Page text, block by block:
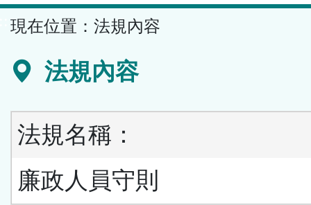
容
區
現在位置： 法規內容
法規內容
法規名稱：
廉政人員守則